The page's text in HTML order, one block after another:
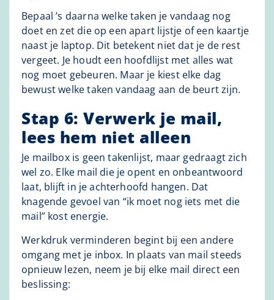
Bepaal ’s daarna welke taken je vandaag nog
doet en zet die op een apart lijstje of een kaartje
naast je laptop. Dit betekent niet dat je de rest
vergeet. Je houdt een hoofdlijst met alles wat
nog moet gebeuren. Maar je kiest elke dag
bewust welke taken vandaag aan de beurt zijn.
Stap 6: Verwerk je mail,
lees hem niet alleen
Je mailbox is geen takenlijst, maar gedraagt zich
wel zo. Elke mail die je opent en onbeantwoord
laat, blijft in je achterhoofd hangen. Dat
knagende gevoel van “ik moet nog iets met die
mail” kost energie.
Werkdruk verminderen begint bij een andere
omgang met je inbox. In plaats van mail steeds
opnieuw lezen, neem je bij elke mail direct een
beslissing: